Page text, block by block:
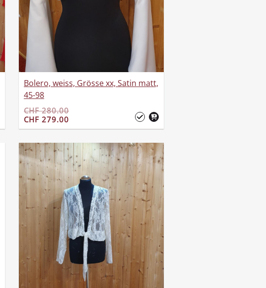
Bolero, weiss, Grösse xx, Satin matt,
45-98
CHF 280.00
CHF 279.00